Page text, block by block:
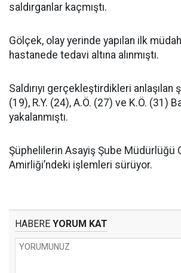
saldırganlar kaçmıştı.
Gölçek, olay yerinde yapılan ilk
hastanede tedavi altına alınmıştı.
Saldırıyı gerçekleştirdikleri anlaşılan
(19), R.Y. (24), A.Ö. (27) ve K.Ö. (31)
yakalanmıştı.
Şüphelilerin Asayiş Şube Müdürlüğü
Amirliği’ndeki işlemleri sürüyor.
HABERE YORUM KAT